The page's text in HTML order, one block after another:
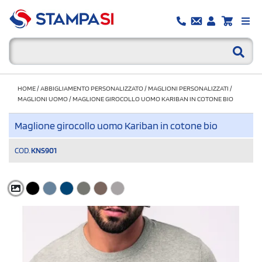
HOME/ABBIGLIAMENTO PERSONALIZZATO/MAGLIONI PERSONALIZZATI /
MAGLIONI UOMO/MAGLIONE GIROCOLLO UOMO KARIBAN IN COTONE BIO
Maglione girocollo uomo Kariban in cotone bio
COD. KNS901